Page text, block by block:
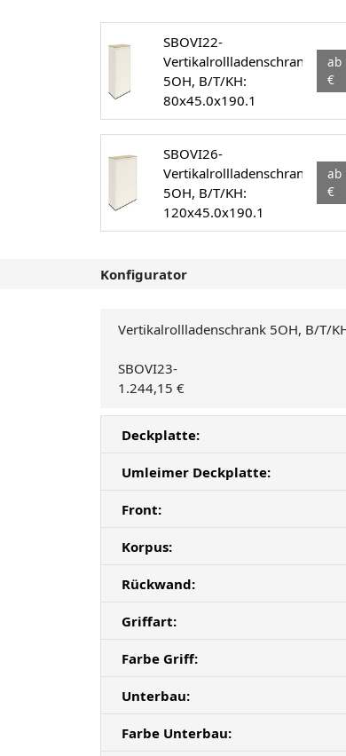
SBOVI22-
Vertikalrollladenschrank
5OH, B/T/KH:
80x45.0x190.1
ab
€
SBOVI26-
Vertikalrollladenschrank
5OH, B/T/KH:
120x45.0x190.1
ab
€
Konfigurator
Vertikalrollladenschrank 5OH, B/T/
SBOVI23-
1.244,15 €
Deckplatte:
Umleimer Deckplatte:
Front:
Korpus:
Rückwand:
Griffart:
Farbe Griff:
Unterbau:
Farbe Unterbau: